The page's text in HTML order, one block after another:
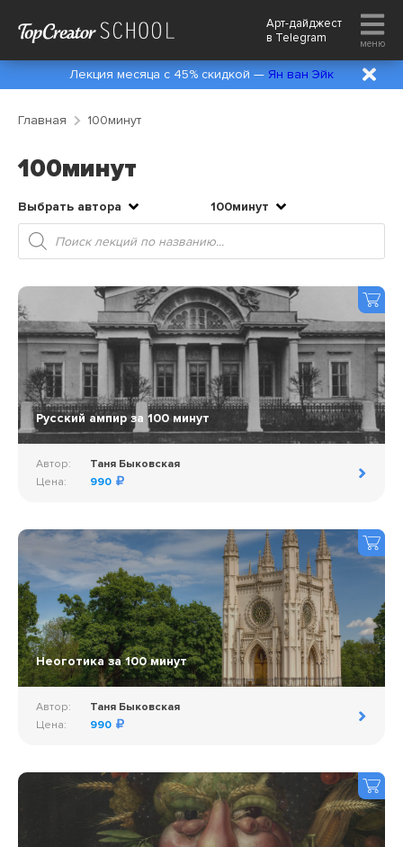
Арт-дайджест
в Telegram меню
Лекция месяца с 45% скидкой — Ян ван Эйк
Главная 100минут
100минут
Выбрать автора
100минут
Поиск
товаров
Русский ампир за 100 минут
Автор:
Таня Быковская
Цена:
990
Неоготика за 100 минут
Автор:
Таня Быковская
Цена:
990